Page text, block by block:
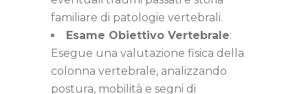
familiare di patologie vertebrali.
Esame Obiettivo Vertebrale:
Esegue una valutazione fisica della
colonna vertebrale, analizzando
postura, mobilità e segni di